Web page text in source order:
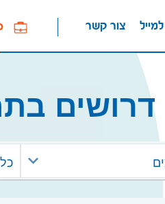
כניסה למעסיקים צור קשר
דרושים